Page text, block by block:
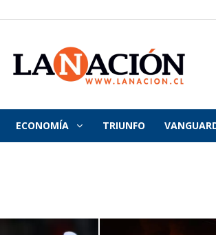
La
Nación
ECONOMÍA TRIUNFO